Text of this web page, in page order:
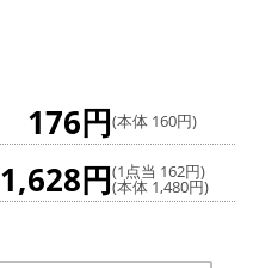
176円(本体 160円)
1,628円(1点当 162円)
(本体 1,480円)